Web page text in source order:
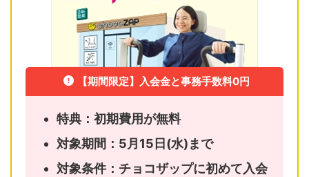
【期間限定】入会金と事務手数料0円
特典：初期費用が無料
対象期間：5月15日(水)まで
対象条件：チョコザップに初めて入会